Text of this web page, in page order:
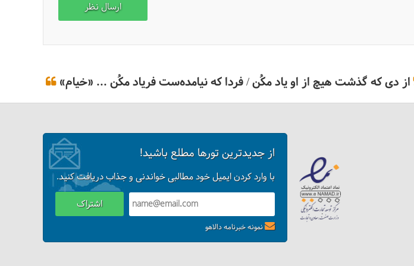
از دی که گذشت هیچ از او یاد مکُن / فردا که نیامده‌ست فریاد مکُن ... «خیام»
از جدیدترین تورها مطلع باشید!
با وارد کردن ایمیل خود مطالبی خواندنی و جذاب دریافت کنید.
اشتراک
نمونه خبرنامه دالاهو